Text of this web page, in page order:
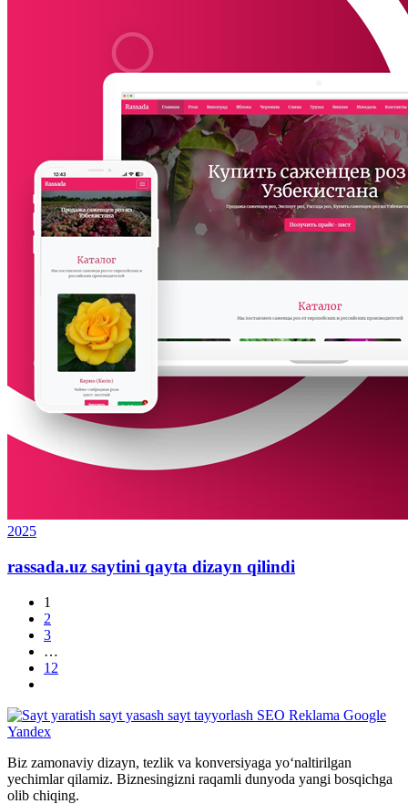
2025
rassada.uz saytini qayta dizayn qilindi
1
2
3
…
12
Biz zamonaviy dizayn, tezlik va konversiyaga yo‘naltirilgan
yechimlar qilamiz. Biznesingizni raqamli dunyoda yangi bosqichga
olib chiqing.